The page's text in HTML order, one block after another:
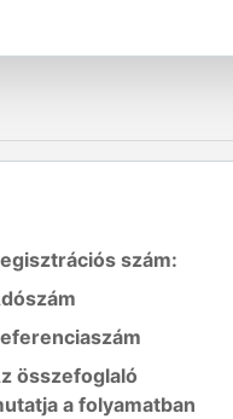
szám:
összefoglaló
a folyamatban